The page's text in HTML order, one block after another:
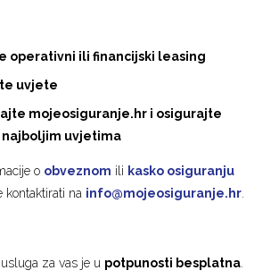
operativni ili financijski leasing
uvjete
mojeosiguranje.hr i osigurajte
najboljim uvjetima
o obveznom ili kasko osiguranju
kontaktirati na info@mojeosiguranje.hr
za vas je u potpunosti besplatna